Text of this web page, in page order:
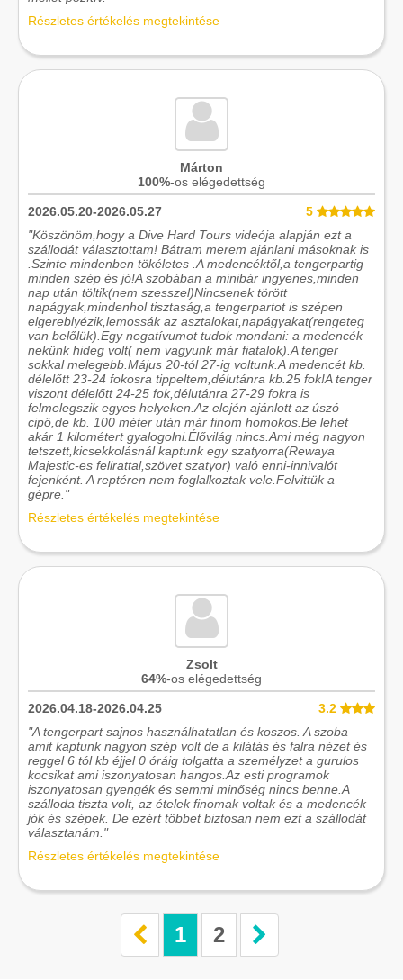
Részletes értékelés megtekintése
Márton
100%-os elégedettség
2026.05.20-2026.05.27
5
"Köszönöm,hogy a Dive Hard Tours videója alapján ezt a
szállodát választottam! Bátram merem ajánlani másoknak is
.Szinte mindenben tökéletes .A medencéktől,a tengerpartig
minden szép és jó!A szobában a minibár ingyenes,minden
nap után töltik(nem szesszel)Nincsenek törött
napágyak,mindenhol tisztaság,a tengerpartot is szépen
elgereblyézik,lemossák az asztalokat,napágyakat(rengeteg
van belőlük).Egy negatívumot tudok mondani: a medencék
nekünk hideg volt( nem vagyunk már fiatalok).A tenger
sokkal melegebb.Május 20-tól 27-ig voltunk.A medencét kb.
délelőtt 23-24 fokosra tippeltem,délutánra kb.25 fok!A tenger
viszont délelőtt 24-25 fok,délutánra 27-29 fokra is
felmelegszik egyes helyeken.Az elején ajánlott az úszó
cipő,de kb. 100 méter után már finom homokos.Be lehet
akár 1 kilométert gyalogolni.Élővilág nincs.Ami még nagyon
tetszett,kicsekkolásnál kaptunk egy szatyorra(Rewaya
Majestic-es felirattal,szövet szatyor) való enni-innivalót
fejenként. A reptéren nem foglalkoztak vele.Felvittük a
gépre."
Részletes értékelés megtekintése
Zsolt
64%-os elégedettség
2026.04.18-2026.04.25
3.2
"A tengerpart sajnos használhatatlan és koszos. A szoba
amit kaptunk nagyon szép volt de a kilátás és falra nézet és
reggel 6 tól kb éjjel 0 óráig tolgatta a személyzet a gurulos
kocsikat ami iszonyatosan hangos.Az esti programok
iszonyatosan gyengék és semmi minőség nincs benne.A
szálloda tiszta volt, az ételek finomak voltak és a medencék
jók és szépek. De ezért többet biztosan nem ezt a szállodát
választanám."
Részletes értékelés megtekintése
1 2